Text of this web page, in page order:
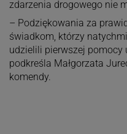
zdarzenia drogowego nie
– Podziękowania za
świadkom, którzy
udzielili pierwszej
podkreśla Małgorzata
komendy.